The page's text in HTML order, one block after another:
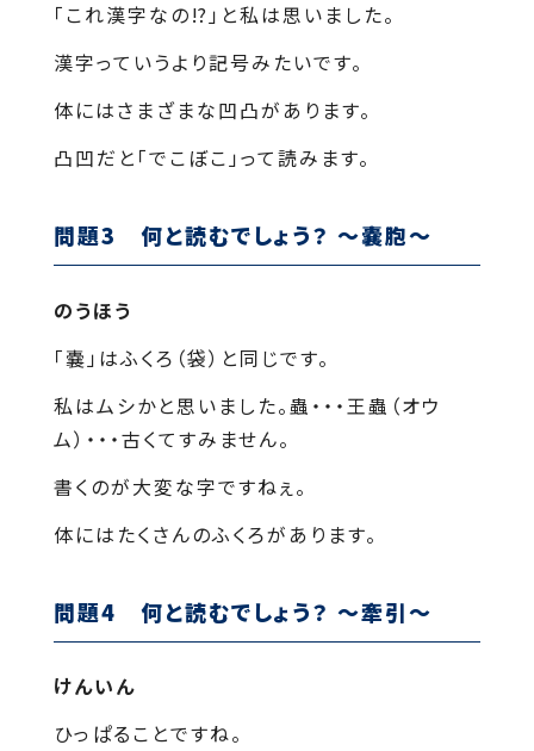
「これ漢字なの⁉」と私は思いました。
漢字っていうより記号みたいです。
体にはさまざまな凹凸があります。
凸凹だと「でこぼこ」って読みます。
問題3 何と読むでしょう？ ～嚢胞～
のうほう
「嚢」はふくろ（袋）と同じです。
私はムシかと思いました。蟲・・・王蟲（オウ
ム）・・・古くてすみません。
書くのが大変な字ですねぇ。
体にはたくさんのふくろがあります。
問題4 何と読むでしょう？ ～牽引～
けんいん
ひっぱることですね。